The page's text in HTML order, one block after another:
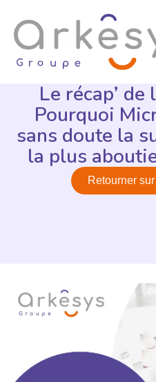
Le récap’
Pourquoi
sans doute la
la plus
Retourner